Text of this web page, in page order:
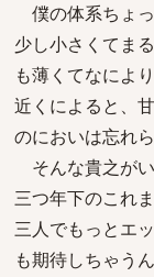
僕の体系ちょ
少し小さくてま
も薄くてなによ
近くによると、
のにおいは忘れ
そんな貴之が
三つ年下のこれ
三人でもっとエ
も期待しちゃう